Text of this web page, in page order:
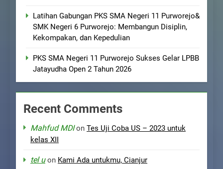
Latihan Gabungan PKS SMA Negeri 11 Purworejo&
SMK Negeri 6 Purworejo: Membangun Disiplin,
Kekompakan, dan Kepedulian
PKS SMA Negeri 11 Purworejo Sukses Gelar LPBB
Jatayudha Open 2 Tahun 2026
Recent Comments
Mahfud MDIon Tes Uji Coba US – 2023 untuk
kelas XII
tel uon Kami Ada untukmu, Cianjur